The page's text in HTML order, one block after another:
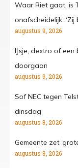
Waar Riet gaat, is
onafscheidelijk:
augustus 9, 2026
IJsje, dextro of
doorgaan
augustus 9, 2026
Sof NEC tegen
dinsdag
augustus 8, 2026
Gemeente zet
augustus 8, 2026